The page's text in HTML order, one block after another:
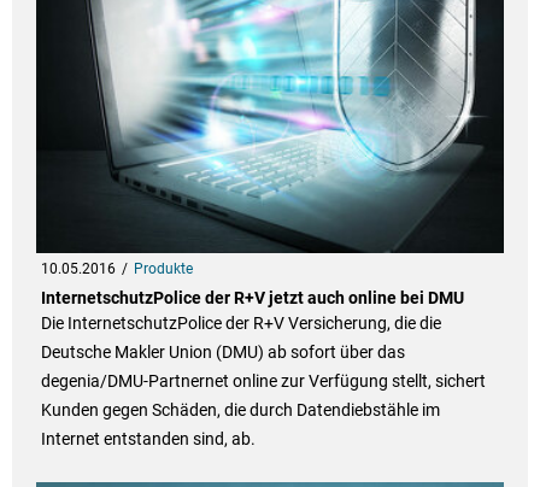
10.05.2016 Produkte
InternetschutzPolice der R+V jetzt auch online bei DMU
Die InternetschutzPolice der R+V Versicherung, die die
Deutsche Makler Union (DMU) ab sofort über das
degenia/DMU-Partnernet online zur Verfügung stellt, sichert
Kunden gegen Schäden, die durch Datendiebstähle im
Internet entstanden sind, ab.